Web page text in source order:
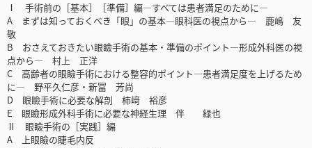
Ⅰ 手術前の［基本］［準備］編―すべては患者満足のために―
A まずは知っておくべき「眼」の基本―眼科医の視点から― 鹿嶋 友
敬
B おさえておきたい眼瞼手術の基本・準備のポイント―形成外科医の視
点から― 村上 正洋
C 高齢者の眼瞼手術における整容的ポイント―患者満足度を上げるため
に― 野平久仁彦・新冨 芳尚
D 眼瞼手術に必要な解剖 柿﨑 裕彦
E 眼瞼形成外科手術に必要な神経生理 伴 緑也
Ⅱ 眼瞼手術の［実践］編
A 上眼瞼の睫毛内反